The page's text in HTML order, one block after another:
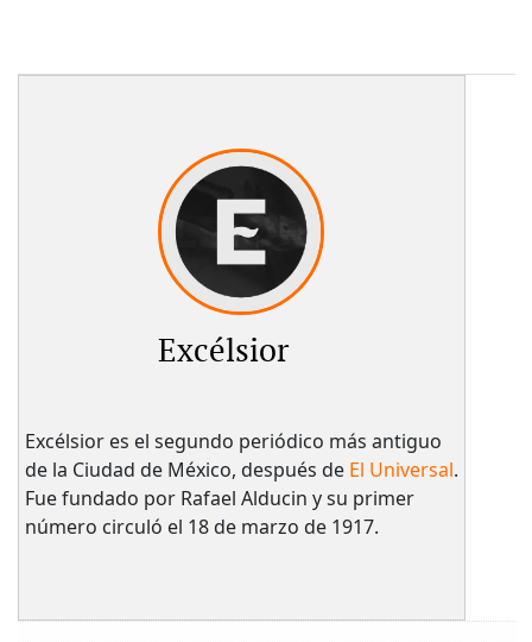
Excélsior
Excélsior es el segundo periódico más antiguo
de la Ciudad de México, después de El Universal.
Fue fundado por Rafael Alducin y su primer
número circuló el 18 de marzo de 1917.